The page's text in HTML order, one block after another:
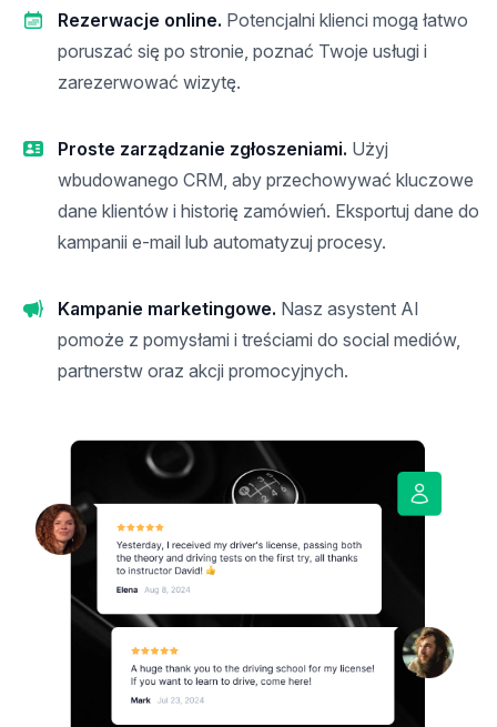
Rezerwacje online. Potencjalni klienci mogą łatwo
poruszać się po stronie, poznać Twoje usługi i
zarezerwować wizytę.
Proste zarządzanie zgłoszeniami. Użyj
wbudowanego CRM, aby przechowywać kluczowe
dane klientów i historię zamówień. Eksportuj dane do
kampanii e-mail lub automatyzuj procesy.
Kampanie marketingowe. Nasz asystent AI
pomoże z pomysłami i treściami do social mediów,
partnerstw oraz akcji promocyjnych.